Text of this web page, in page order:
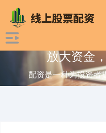
放大资金
配资是一种为投资者